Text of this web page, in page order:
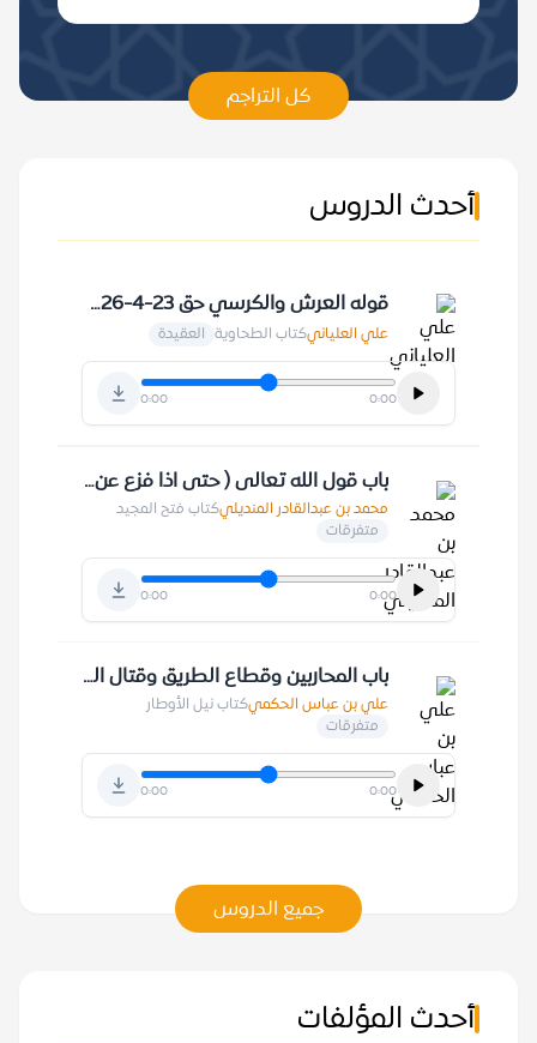
كل التراجم
أحدث الدروس
قوله العرش والكرسي حق 23-4-1426 هـ
علي العليانيكتاب الطحاوية العقيدة
0:00 0:00
باب قول الله تعالى ( حتى اذا فزع عن قلوبهم ) 28-10-1410 هـ
محمد بن عبدالقادر المنديليكتاب فتح المجيد
متفرقات
0:00 0:00
باب المحاربين وقطاع الطريق وقتال الخوارج
علي بن عباس الحكميكتاب نيل الأوطار
متفرقات
0:00 0:00
جميع الدروس
أحدث المؤلفات